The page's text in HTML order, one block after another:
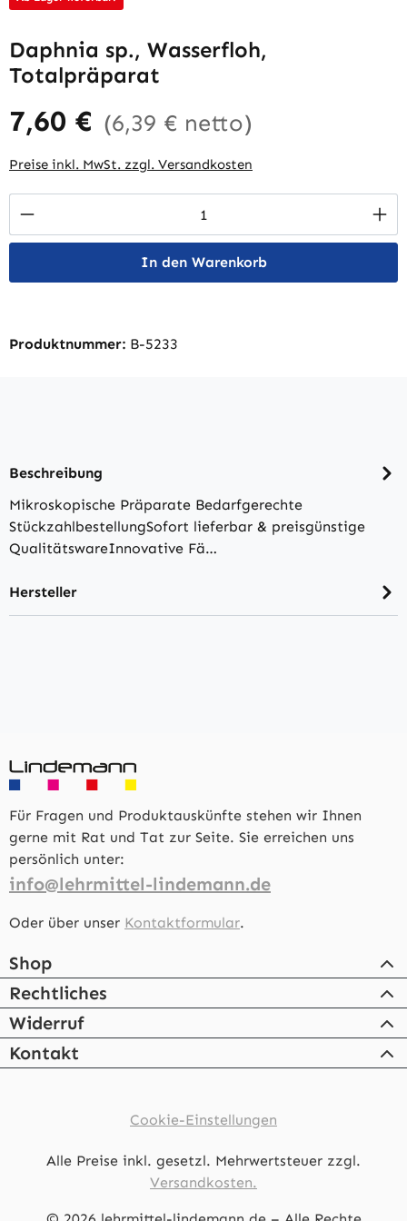
Daphnia sp., Wasserfloh,
Totalpräparat
7,60 € (6,39 € netto)
Preise inkl. MwSt. zzgl. Versandkosten
Produkt Anzahl: Gib den gewünschten
In den Warenkorb
Produktnummer: B-5233
Beschreibung
Mikroskopische Präparate Bedarfgerechte
StückzahlbestellungSofort lieferbar & preisgünstige
QualitätswareInnovative Fä…
Hersteller
Für Fragen und Produktauskünfte stehen wir Ihnen
gerne mit Rat und Tat zur Seite. Sie erreichen uns
persönlich unter:
info@lehrmittel-lindemann.de
Oder über unser Kontaktformular.
Shop
Rechtliches
Widerruf
Kontakt
Cookie-Einstellungen
Alle Preise inkl. gesetzl. Mehrwertsteuer zzgl.
Versandkosten.